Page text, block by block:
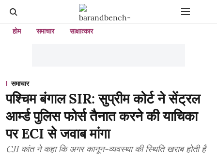
होम समाचार साक्षात्कार
समाचार
पश्चिम बंगाल SIR: सुप्रीम कोर्ट ने सेंट्रल
आर्म्ड पुलिस फोर्स तैनात करने की याचिका
पर ECI से जवाब मांगा
CJI कांत ने कहा कि अगर कानून-व्यवस्था की स्थिति खराब होती है